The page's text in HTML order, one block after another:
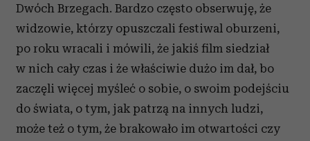
Dwóch Brzegach. Bardzo często obserwuję, że
widzowie, którzy opuszczali festiwal oburzeni,
po roku wracali i mówili, że jakiś film siedział
w nich cały czas i że właściwie dużo im dał, bo
zaczęli więcej myśleć o sobie, o swoim podejściu
do świata, o tym, jak patrzą na innych ludzi,
może też o tym, że brakowało im otwartości czy